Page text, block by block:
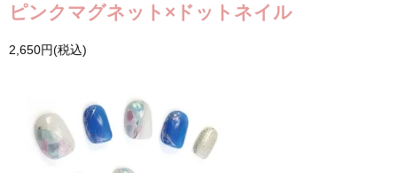
ピンクマグネット×ドットネイル
2,650円(税込)